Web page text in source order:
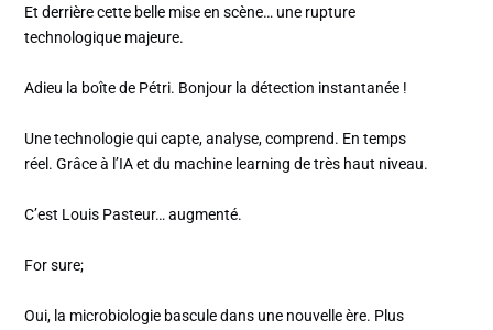
Et derrière cette belle mise en scène… une rupture
technologique majeure.
Adieu la boîte de Pétri. Bonjour la détection instantanée !
Une technologie qui capte, analyse, comprend. En temps
réel. Grâce à l’IA et du machine learning de très haut niveau.
C’est Louis Pasteur… augmenté.
For sure;
Oui, la microbiologie bascule dans une nouvelle ère. Plus